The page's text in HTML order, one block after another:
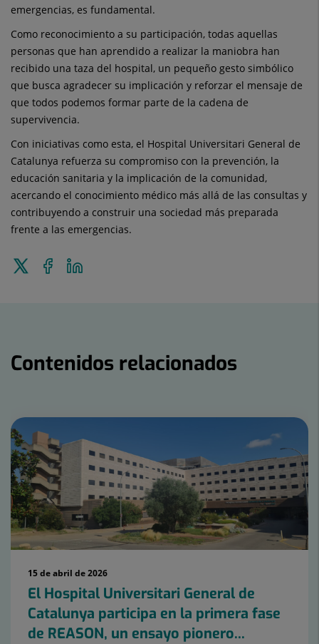
emergencias, es fundamental.
Como reconocimiento a su participación, todas aquellas
personas que han aprendido a realizar la maniobra han
recibido una taza del hospital, un pequeño gesto simbólico
que busca agradecer su implicación y reforzar el mensaje de
que todos podemos formar parte de la cadena de
supervivencia.
Con iniciativas como esta, el Hospital Universitari General de
Catalunya refuerza su compromiso con la prevención, la
educación sanitaria y la implicación de la comunidad,
acercando el conocimiento médico más allá de las consultas y
contribuyendo a construir una sociedad más preparada
frente a las emergencias.
Enviar
Compartir
en
Contenidos relacionados
15 de abril de 2026
El Hospital Universitari General de
Catalunya participa en la primera fase
de REASON, un ensayo pionero...